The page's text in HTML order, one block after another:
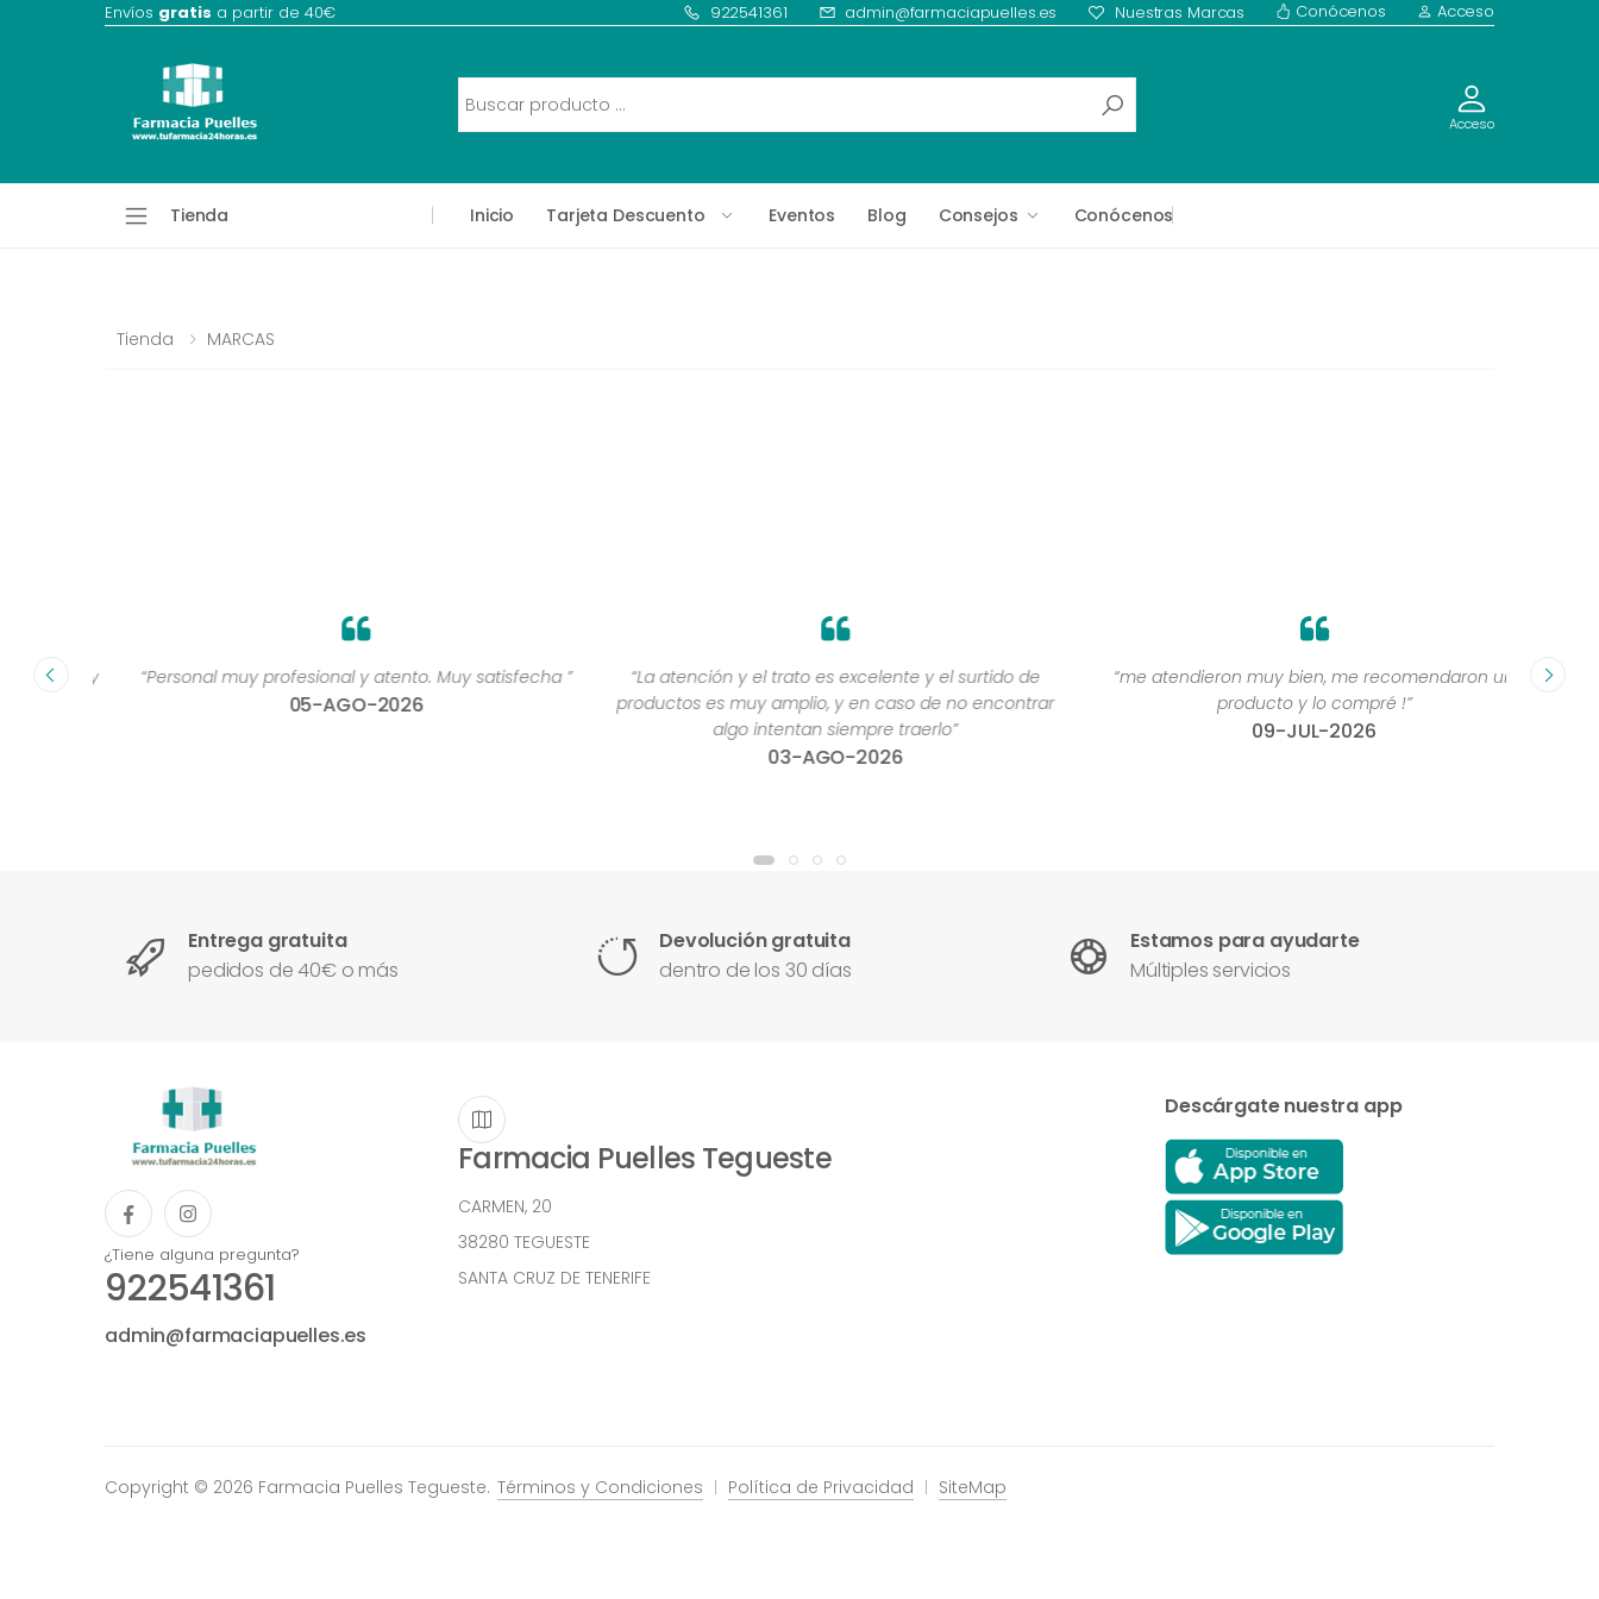
Envíos gratis a partir de 40€ 922541361 admin@farmaciapuelles.es Nuestras Marcas Conócenos Acceso
Acceso
Tienda Inicio Tarjeta Descuento Eventos Blog Consejos Conócenos
Tienda MARCAS
muy “Personal muy profesional y atento. Muy satisfecha ”
05-AGO-2026
“La atención y el trato es excelente y el surtido de
productos es muy amplio, y en caso de no encontrar
algo intentan siempre traerlo”
03-AGO-2026
“me atendieron muy bien, me recomendaron un
producto y lo compré !”
09-JUL-2026
Entrega gratuita
pedidos de 40€ o más
Devolución gratuita
dentro de los 30 días
Estamos para ayudarte
Múltiples servicios
¿Tiene alguna pregunta?
922541361
admin@farmaciapuelles.es
Farmacia Puelles Tegueste
CARMEN, 20
38280 TEGUESTE
SANTA CRUZ DE TENERIFE
Descárgate nuestra app
Copyright © 2026 Farmacia Puelles Tegueste. Términos y Condiciones Política de Privacidad SiteMap